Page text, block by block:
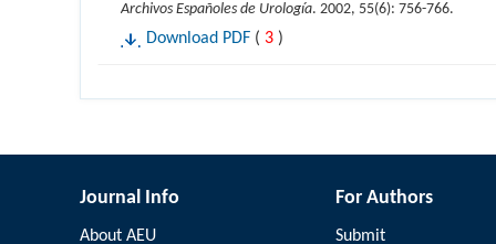
Archivos Españoles de Urología. 2002, 55(6): 756-766.
Download PDF ( 3 )
Journal Info
About AEU
For Authors
Submit